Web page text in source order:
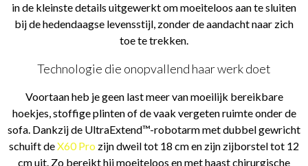
in de kleinste details uitgewerkt om moeiteloos aan te sluiten
bij de hedendaagse levensstijl, zonder de aandacht naar zich
toe te trekken.
Technologie die onopvallend haar werk doet
Voortaan heb je geen last meer van moeilijk bereikbare
hoekjes, stoffige plinten of de vaak vergeten ruimte onder de
sofa. Dankzij de UltraExtend™-robotarm met dubbel gewricht
schuift deX60 Pro zijn dweil tot 18 cm en zijn zijborstel tot 12
cm uit. Zo bereikt hij moeiteloos en met haast chirurgische